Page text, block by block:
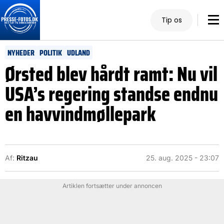
Tip os
NYHEDER POLITIK UDLAND
Ørsted blev hårdt ramt: Nu vil
USA’s regering standse endnu
en havvindmøllepark
Af: Ritzau 25. aug. 2025 - 23:07
Artiklen fortsætter under annoncen